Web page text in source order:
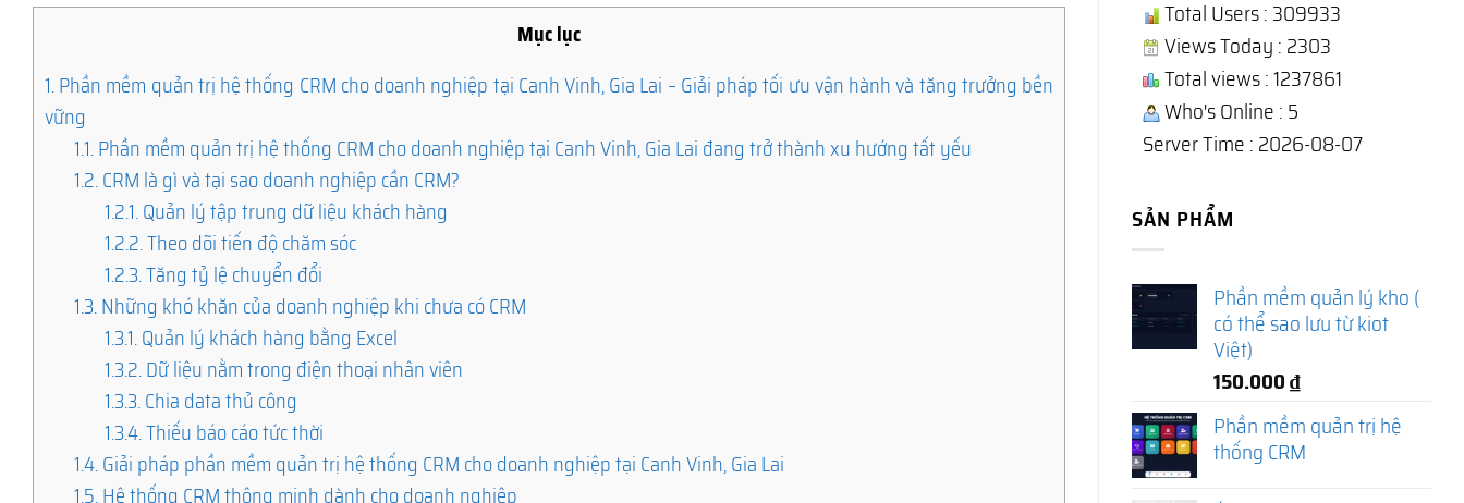
Mục lục
1.Phần mềm quản trị hệ thống CRM cho doanh nghiệp tại Canh Vinh, Gia Lai – Giải pháp tối ưu vận hành và tăng trưởng bền
vững
1.1.Phần mềm quản trị hệ thống CRM cho doanh nghiệp tại Canh Vinh, Gia Lai đang trở thành xu hướng tất yếu
1.2.CRM là gì và tại sao doanh nghiệp cần CRM?
1.2.1.Quản lý tập trung dữ liệu khách hàng
1.2.2.Theo dõi tiến độ chăm sóc
1.2.3.Tăng tỷ lệ chuyển đổi
1.3.Những khó khăn của doanh nghiệp khi chưa có CRM
1.3.1.Quản lý khách hàng bằng Excel
1.3.2.Dữ liệu nằm trong điện thoại nhân viên
1.3.3.Chia data thủ công
1.3.4.Thiếu báo cáo tức thời
1.4.Giải pháp phần mềm quản trị hệ thống CRM cho doanh nghiệp tại Canh Vinh, Gia Lai
1.5.Hệ thống CRM thông minh dành cho doanh nghiệp
Total Users : 309933
Views Today : 2303
Total views : 1237861
Who's Online : 5
Server Time : 2026-08-07
SẢN PHẨM
Phần mềm quản lý kho (
có thể sao lưu từ kiot
Việt)
150.000₫
Phần mềm quản trị hệ
thống CRM